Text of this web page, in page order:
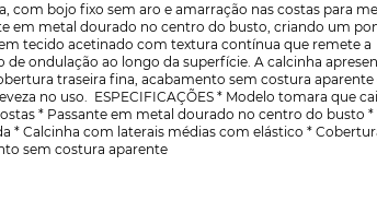
com bojo fixo sem aro e amarração nas costas para
em metal dourado no centro do busto, criando um
tecido acetinado com textura contínua que remete a
ondulação ao longo da superfície. A calcinha
traseira fina, acabamento sem costura aparente
no uso.  ESPECIFICAÇÕES * Modelo tomara que
* Passante em metal dourado no centro do busto *
* Calcinha com laterais médias com elástico *
sem costura aparente